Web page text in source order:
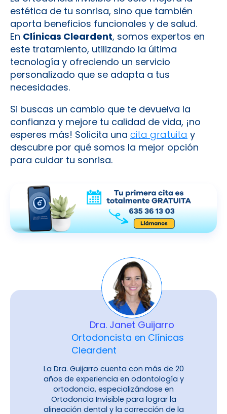
estética de tu sonrisa, sino que también
aporta beneficios funcionales y de salud.
En Clínicas Cleardent, somos expertos en
este tratamiento, utilizando la última
tecnología y ofreciendo un servicio
personalizado que se adapta a tus
necesidades.
Si buscas un cambio que te devuelva la
confianza y mejore tu calidad de vida, ¡no
esperes más! Solicita una cita gratuita y
descubre por qué somos la mejor opción
para cuidar tu sonrisa.
Dra. Janet Guijarro
Ortodoncista en Clínicas
Cleardent
La Dra. Guijarro cuenta con más de 20
años de experiencia en odontología y
ortodoncia, especializándose en
Ortodoncia Invisible para lograr la
alineación dental y la corrección de la